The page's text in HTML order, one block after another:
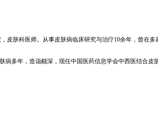
皮肤科医师。从事皮肤病临床研究与治疗10余年，曾在
多年，造诣颇深，现任中国医药信息学会中西医结合皮